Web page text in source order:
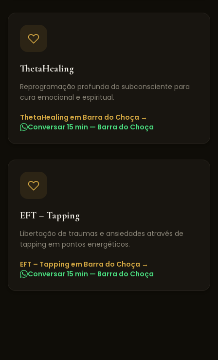
ThetaHealing
Reprogramação profunda do subconsciente para
cura emocional e espiritual.
ThetaHealing em Barra do Choça →
Conversar 15 min — Barra do Choça
EFT – Tapping
Libertação de traumas e ansiedades através de
tapping em pontos energéticos.
EFT – Tapping em Barra do Choça →
Conversar 15 min — Barra do Choça